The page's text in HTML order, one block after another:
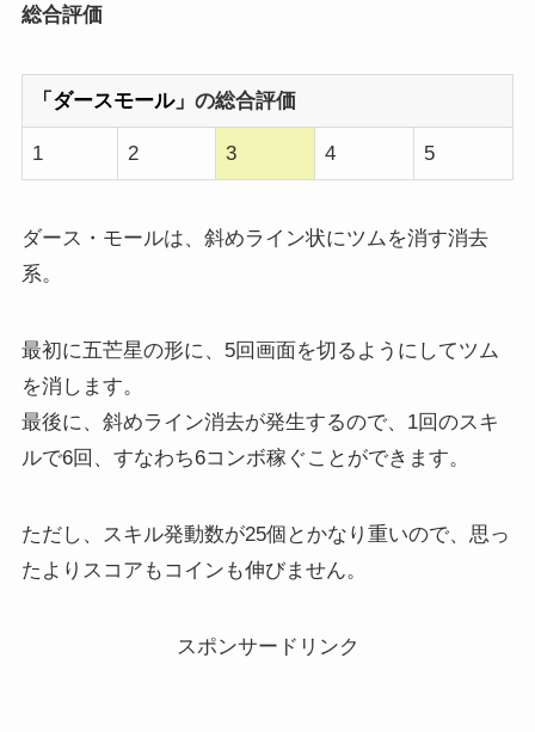
総合評価
「ダースモール」の総合評価
1 2 3 4 5
ダース・モールは、斜めライン状にツムを消す消去
系。
最初に五芒星の形に、5回画面を切るようにしてツム
を消します。
最後に、斜めライン消去が発生するので、1回のスキ
ルで6回、すなわち6コンボ稼ぐことができます。
ただし、スキル発動数が25個とかなり重いので、思っ
たよりスコアもコインも伸びません。
スポンサードリンク